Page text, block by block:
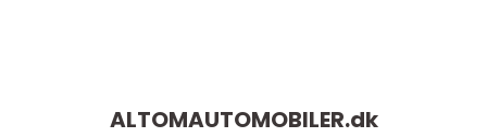
ALTOMAUTOMOBILER.dk